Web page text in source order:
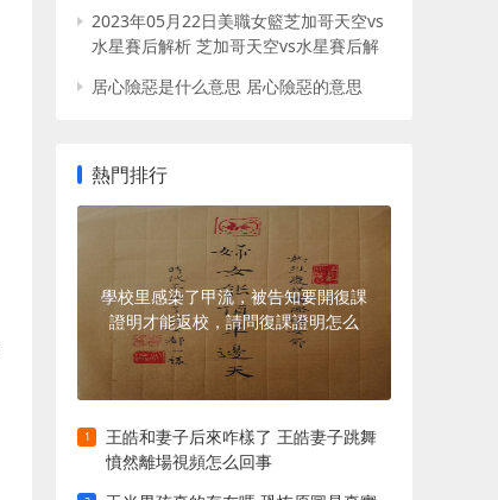
2023年05月22日美職女籃芝加哥天空vs
水星賽后解析 芝加哥天空vs水星賽后解
居心險惡是什么意思 居心險惡的意思
熱門排行
學校里感染了甲流，被告知要開復課
證明才能返校，請問復課證明怎么
開？
王皓和妻子后來咋樣了 王皓妻子跳舞
憤然離場視頻怎么回事